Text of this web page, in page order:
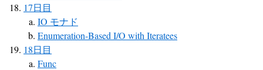
17日目
IO モナド
Enumeration-Based I/O with Iteratees
18日目
Func